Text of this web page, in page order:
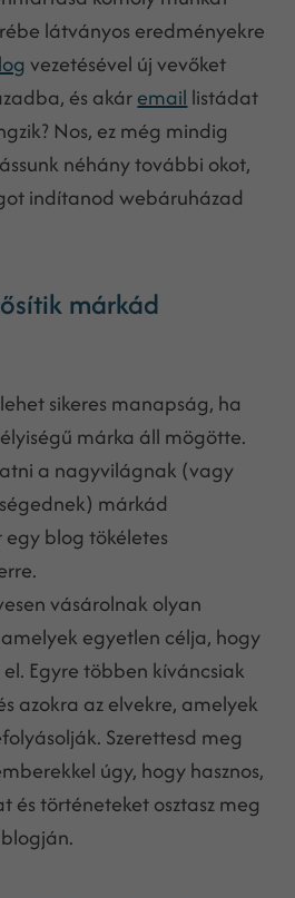
látványos eredményekre
vezetésével új vevőket
és akáremail listádat
Nos, ez még mindig
néhány további okot,
indítanod webáruházad
márkád
sikeres manapság, ha
márka áll mögötte.
a nagyvilágnak (vagy
márkád
egy blog tökéletes
vásárolnak olyan
egyetlen célja, hogy
Egyre többen kíváncsiak
azokra az elvekre, amelyek
Szerettesd meg
úgy, hogy hasznos,
és történeteket osztasz meg